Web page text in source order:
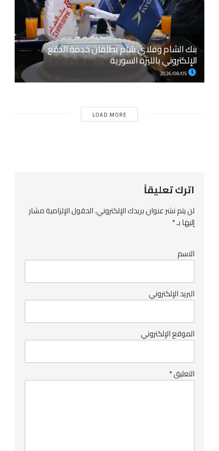
بنك الشام وفلاي شام يطلقان خدمة الدفع
الإلكتروني بالليرة السورية
LOAD MORE
اترك تعليقاً
لن يتم نشر عنوان بريدك الإلكتروني.الحقول الإلزامية مشار
إليها بـ*
الاسم
البريد الإلكتروني
الموقع الإلكتروني
التعليق*